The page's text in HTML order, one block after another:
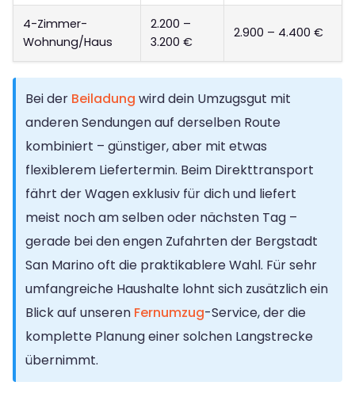
4-Zimmer-
Wohnung/Haus
2.200 –
3.200 €
2.900 – 4.400 €
Bei der Beiladung wird dein Umzugsgut mit
anderen Sendungen auf derselben Route
kombiniert – günstiger, aber mit etwas
flexiblerem Liefertermin. Beim Direkttransport
fährt der Wagen exklusiv für dich und liefert
meist noch am selben oder nächsten Tag –
gerade bei den engen Zufahrten der Bergstadt
San Marino oft die praktikablere Wahl. Für sehr
umfangreiche Haushalte lohnt sich zusätzlich ein
Blick auf unseren Fernumzug-Service, der die
komplette Planung einer solchen Langstrecke
übernimmt.